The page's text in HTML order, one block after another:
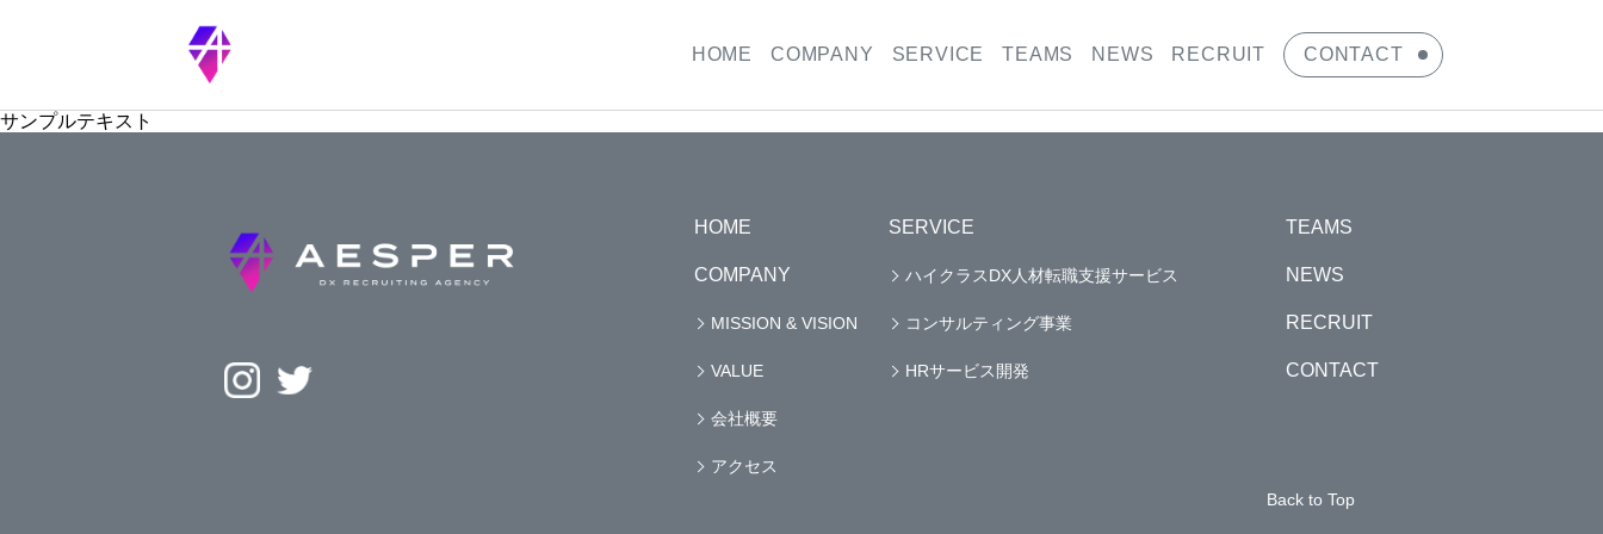
HOME COMPANY SERVICE TEAMS NEWS RECRUIT CONTACT
サンプルテキスト
HOME
COMPANY
MISSION & VISION
VALUE
会社概要
アクセス
SERVICE
ハイクラスDX人材転職支援サービス
コンサルティング事業
HRサービス開発
TEAMS
NEWS
RECRUIT
CONTACT
Back to Top